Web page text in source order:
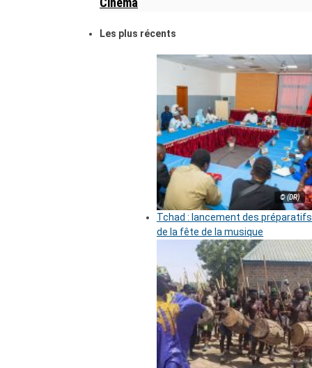
Les plus récents
© (DR)
Tchad : lancement des préparatifs
de la fête de la musique